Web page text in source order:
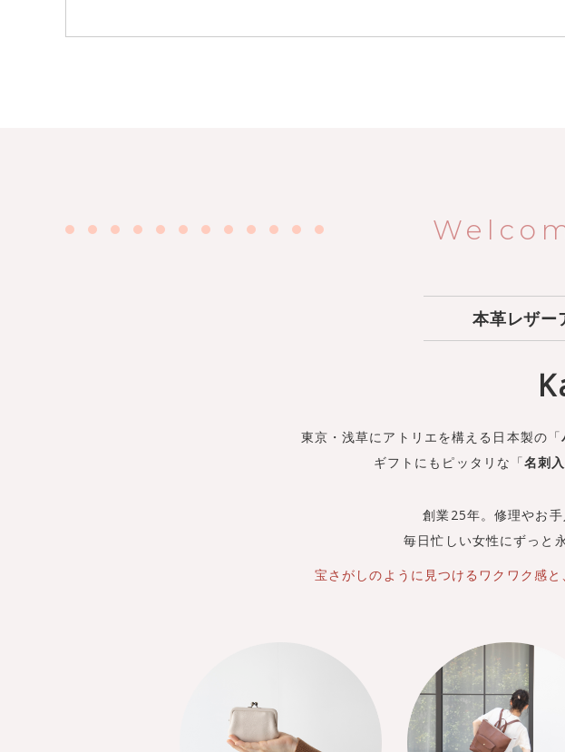
本革レザー
東京・浅草にアトリエを構える日本製の 「
ギフトにもピッタリな「名刺
創業25年。修理やお
毎日忙しい女性にずっと
宝さがしのように見つけるワクワク感と